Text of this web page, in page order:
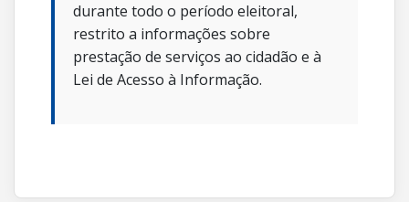
durante todo o período eleitoral,
restrito a informações sobre
prestação de serviços ao cidadão e à
Lei de Acesso à Informação.